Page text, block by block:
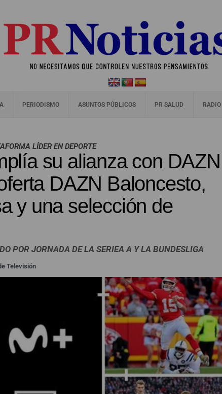
PERIODISMO ASUNTOS PÚBLICOS PR SALUD RADIO
LÍDER EN DEPORTE
su alianza con DAZN
DAZN Baloncesto,
y una selección de
POR JORNADA DE LA SERIEA A Y LA BUNDESLIGA
Televisión